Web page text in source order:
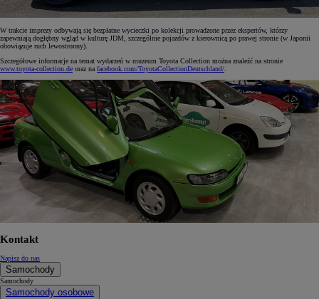
W trakcie imprezy odbywają się bezpłatne wycieczki po kolekcji prowadzone przez ekspertów, którzy
zapewniają dogłębny wgląd w kulturę JDM, szczególnie pojazdów z kierownicą po prawej stronie (w Japonii
obowiązuje ruch lewostronny).
Szczegółowe informacje na temat wydarzeń w muzeum Toyota Collection można znaleźć na stronie
www.toyota-collection.de oraz na facebook.com/ToyotaCollectionDeutschland/
Kontakt
Napisz do nas
Samochody
Samochody
Samochody osobowe